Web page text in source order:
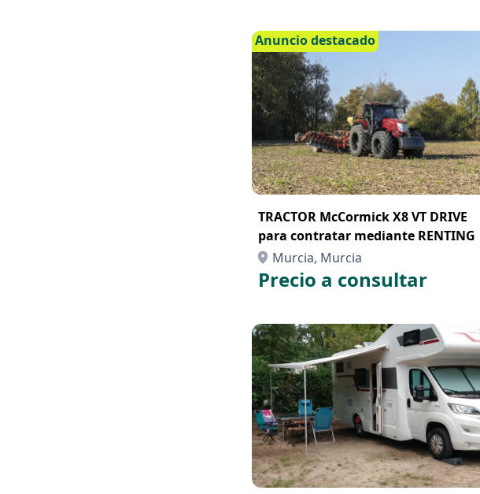
Anuncio destacado
TRACTOR McCormick X8 VT DRIVE
para contratar mediante RENTING
Murcia, Murcia
Precio a consultar